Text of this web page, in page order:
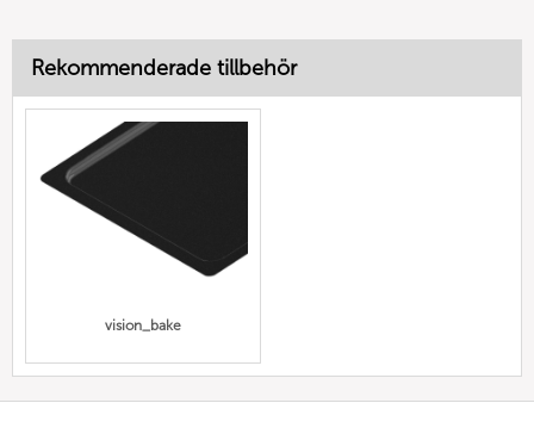
Rekommenderade tillbehör
vision_bake